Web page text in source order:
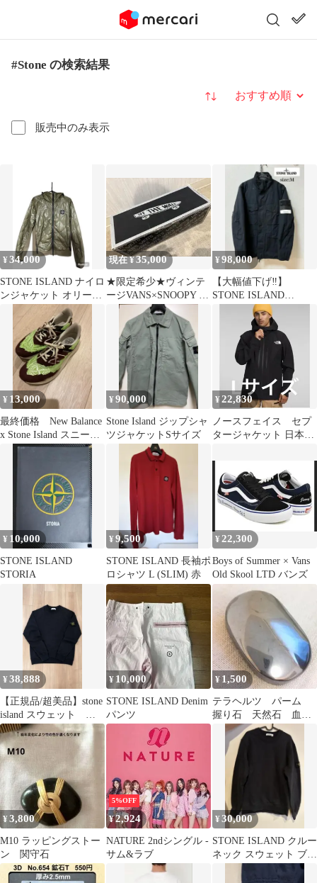
#Stone の検索結果
販売中のみ表示
並び替え
¥34,000
STONE ISLAND ナイロ
ンジャケット オリーブ
現在 ¥35,000
★限定希少★ヴィンテ
ージVANS×SNOOPY ス
ニーカー OG エラ LX
¥98,000
【大幅値下げ‼️】
STONE ISLAND
GHOST PIECE クリー
ニング済
¥ 13,000
最終価格 New Balance
x Stone Island スニーカ
ー 別注
¥90,000
Stone Island ジップシャ
ツジャケットSサイズ
¥22,830
ノースフェイス セプ
タージャケット 日本未
¥ 10,000
STONE ISLAND
STORIA
¥9,500
STONE ISLAND 長袖ポ
ロシャツ L (SLIM) 赤
¥22,300
Boys of Summer × Vans
Old Skool LTD バンズ
¥38,888
【正規品/超美品】stone
island スウェット ネ
イビー即発送
¥ 10,000
STONE ISLAND Denim
パンツ
¥ 1,500
テラヘルツ パーム
握り石 天然石 血行
促進
¥3,800
M10 ラッピングストー
ン 関守石
5%OFF
¥2,924
NATURE 2ndシングル -
サム&ラブ
¥30,000
STONE ISLAND クルー
ネック スウェット ブラ